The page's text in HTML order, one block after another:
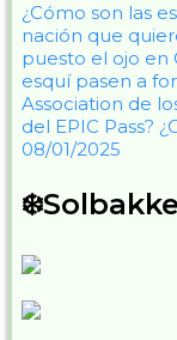
¿Cómo son las
nación que
puesto el ojo en
esquí pasen a
Association de
del EPIC Pass?
08/01/2025